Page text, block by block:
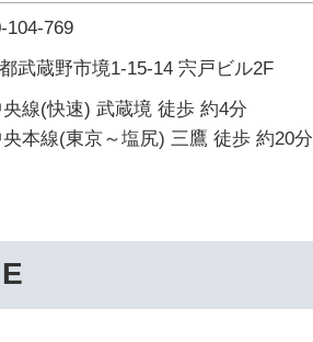
104-769
武蔵野市境1-15-14 宍戸ビル2F
線(快速) 武蔵境 徒歩 約4分
本線(東京～塩尻) 三鷹 徒歩 約20分